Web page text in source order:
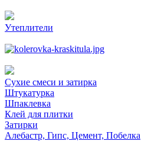
Утеплители
Сухие смеси и затирка
Штукатурка
Шпаклевка
Клей для плитки
Затирки
Алебастр, Гипс, Цемент, Побелка